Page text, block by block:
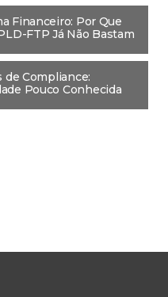
Financeiro: Por Que
FTP Já Não Bastam
de Compliance:
Pouco Conhecida